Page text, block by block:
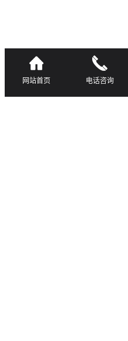
网站首页 电话咨询